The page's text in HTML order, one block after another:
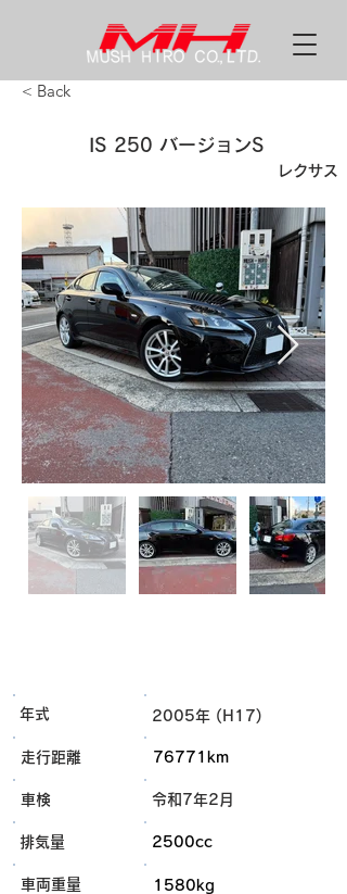
< Back
IS 250 バージョンS
レクサス
年式 2005年 (H17)
走行距離 76771km
車検 令和7年2月
排気量 2500cc
車両重量 1580kg